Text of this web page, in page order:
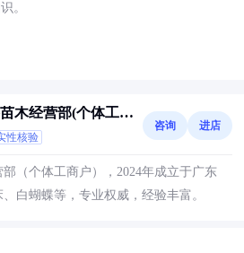
。
木经营部(个体工商
性核验
咨询 进店
（个体工商户），2024年成立于广东
白蝴蝶等，专业权威，经验丰富。